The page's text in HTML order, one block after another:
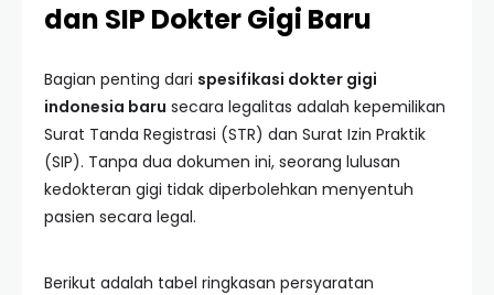
dan SIP Dokter Gigi Baru
Bagian penting dari spesifikasi dokter gigi
indonesia baru secara legalitas adalah kepemilikan
Surat Tanda Registrasi (STR) dan Surat Izin Praktik
(SIP). Tanpa dua dokumen ini, seorang lulusan
kedokteran gigi tidak diperbolehkan menyentuh
pasien secara legal.
Berikut adalah tabel ringkasan persyaratan